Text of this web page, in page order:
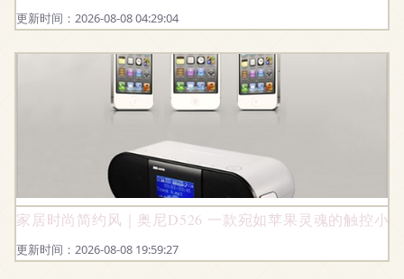
更新时间：2026-08-08 04:29:04
家居时尚简约风｜奥尼D526 一款宛如苹果灵魂的触控小
更新时间：2026-08-08 19:59:27